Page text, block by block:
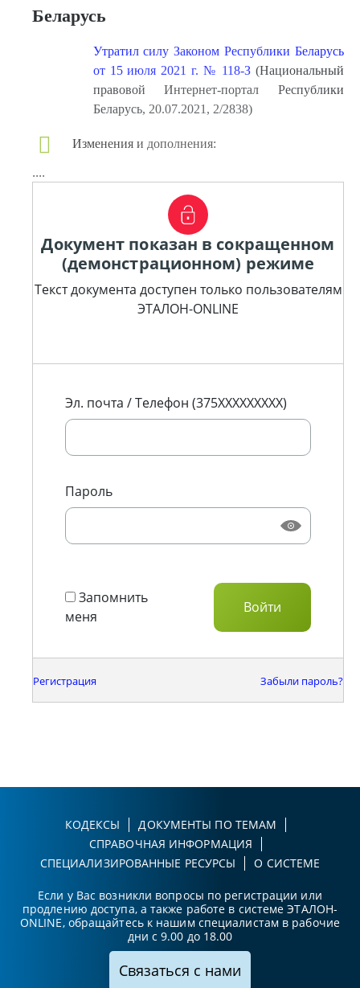
Беларусь
Утратил силу Законом Республики Беларусь
от 15 июля 2021 г. № 118-З (Национальный
правовой Интернет-портал Республики
Беларусь, 20.07.2021, 2/2838)
Изменения и дополнения:
....
Документ показан в сокращенном
(демонстрационном) режиме
Текст документа доступен только пользователям
ЭТАЛОН-ONLINE
Эл. почта / Телефон (375XXXXXXXXX)
Пароль
Запомнить
меня
Регистрация Забыли пароль?
КОДЕКСЫ
ДОКУМЕНТЫ ПО ТЕМАМ
СПРАВОЧНАЯ ИНФОРМАЦИЯ
СПЕЦИАЛИЗИРОВАННЫЕ РЕСУРСЫ
О СИСТЕМЕ
Если у Вас возникли вопросы по регистрации или
продлению доступа, а также работе в системе ЭТАЛОН-
ONLINE, обращайтесь к нашим специалистам в рабочие
дни с 9.00 до 18.00
Связаться с нами